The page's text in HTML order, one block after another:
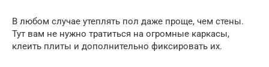
В любом случае утеплять пол даже проще, чем стены.
Тут вам не нужно тратиться на огромные каркасы,
клеить плиты и дополнительно фиксировать их.